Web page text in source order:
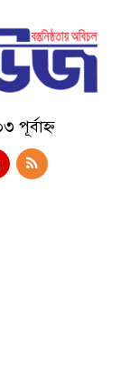
পূর্বাহ্ন